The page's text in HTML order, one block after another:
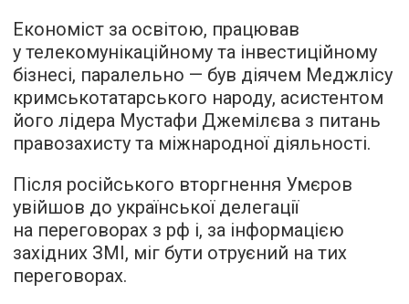
Економіст за освітою, працював
у телекомунікаційному та інвестиційному
бізнесі, паралельно — був діячем Меджлісу
кримськотатарського народу, асистентом
його лідера Мустафи Джемілєва з питань
правозахисту та міжнародної діяльності.
Після російського вторгнення Умєров
увійшов до української делегації
на переговорах з рф і, за інформацією
західних ЗМІ, міг бути отруєний на тих
переговорах.